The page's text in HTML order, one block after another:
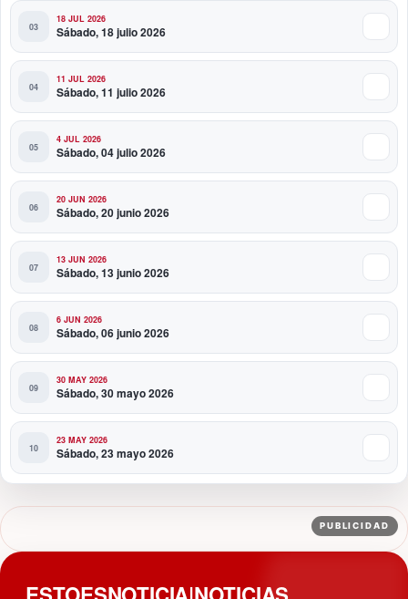
18 JUL 2026
Sábado, 18 julio 2026
11 JUL 2026
Sábado, 11 julio 2026
4 JUL 2026
Sábado, 04 julio 2026
20 JUN 2026
Sábado, 20 junio 2026
13 JUN 2026
Sábado, 13 junio 2026
6 JUN 2026
Sábado, 06 junio 2026
30 MAY 2026
Sábado, 30 mayo 2026
23 MAY 2026
Sábado, 23 mayo 2026
PUBLICIDAD